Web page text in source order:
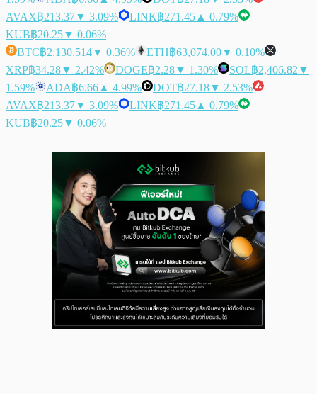
AVAX฿213.37▼ 3.09% LINK฿271.45 ▲ 0.79%
KUB฿20.25▼ 0.06%
BTC฿2,130,514▼ 0.36% ETH฿63,074.00▼ 0.10%
XRP฿34.28▼ 2.42% DOGE฿2.28▼ 1.30% SOL฿2,406.82 ▼
1.59%
ADA฿6.66 ▲ 4.99% DOT฿27.18▼ 2.53%
AVAX฿213.37▼ 3.09% LINK฿271.45 ▲ 0.79%
KUB฿20.25▼ 0.06%